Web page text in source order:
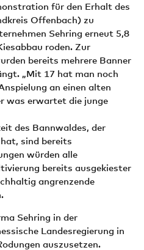
für den Erhalt des
Offenbach) zu
Sehring erneut 5,8
roden. Zur
bereits mehrere Banner
„Mit 17 hat man noch
an einen alten
was erwartet die junge
des Bannwaldes, der
sind bereits
würden alle
bereits ausgekiester
angrenzende
Sehring in der
Landesregierung in
auszusetzen.